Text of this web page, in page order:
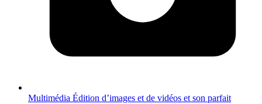
Multimédia Édition d’images et de vidéos et son parfait